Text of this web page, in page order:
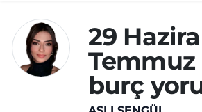
29
Temmuz
burç
DÜNYA
EĞİTİM
ÖZEL HABER
Süper Lig Puan Durumu
Tüm Manşetler
Son Dakika Haberleri